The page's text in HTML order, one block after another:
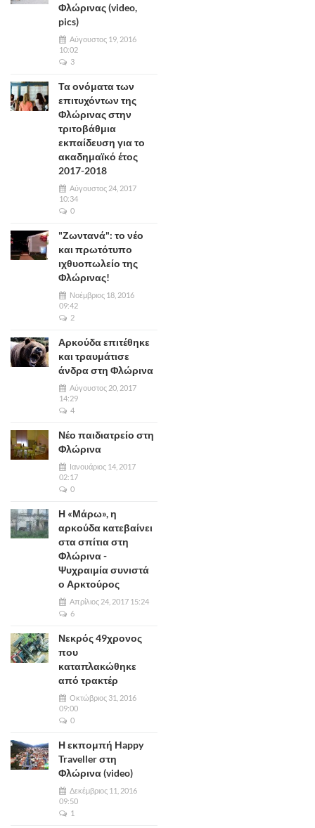
Φλώρινας (video,
pics)
Αύγουστος 19, 2016
10:02
3
Τα ονόματα των
επιτυχόντων της
Φλώρινας στην
τριτοβάθμια
εκπαίδευση για το
ακαδημαϊκό έτος
2017-2018
Αύγουστος 24, 2017
10:34
0
"Ζωντανά": το νέο
και πρωτότυπο
ιχθυοπωλείο της
Φλώρινας!
Νοέμβριος 18, 2016
09:42
2
Αρκούδα επιτέθηκε
και τραυμάτισε
άνδρα στη Φλώρινα
Αύγουστος 20, 2017
14:29
4
Νέο παιδιατρείο στη
Φλώρινα
Ιανουάριος 14, 2017
02:17
0
Η «Μάρω», η
αρκούδα κατεβαίνει
στα σπίτια στη
Φλώρινα -
Ψυχραιμία συνιστά
ο Αρκτούρος
Απρίλιος 24, 2017 15:24
6
Νεκρός 49χρονος
που
καταπλακώθηκε
από τρακτέρ
Οκτώβριος 31, 2016
09:00
0
Η εκπομπή Happy
Traveller στη
Φλώρινα (video)
Δεκέμβριος 11, 2016
09:50
1